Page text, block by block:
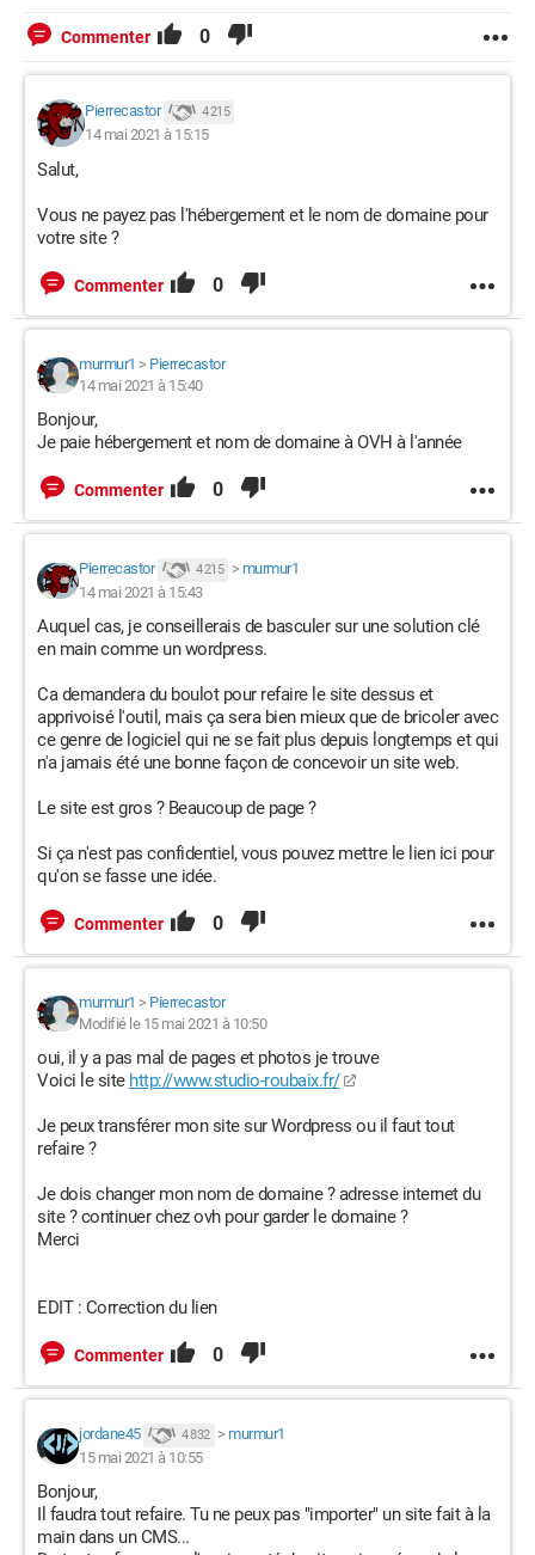
Commenter 0
Pierrecastor 4 215
14 mai 2021 à 15:15
Salut,
Vous ne payez pas l'hébergement et le nom de domaine pour
votre site ?
Commenter 0
murmur1 > Pierrecastor
14 mai 2021 à 15:40
Bonjour,
Je paie hébergement et nom de domaine à OVH à l'année
Commenter 0
Pierrecastor 4 215 > murmur1
14 mai 2021 à 15:43
Auquel cas, je conseillerais de basculer sur une solution clé
en main comme un wordpress.
Ca demandera du boulot pour refaire le site dessus et
apprivoisé l'outil, mais ça sera bien mieux que de bricoler avec
ce genre de logiciel qui ne se fait plus depuis longtemps et qui
n'a jamais été une bonne façon de concevoir un site web.
Le site est gros ? Beaucoup de page ?
Si ça n'est pas confidentiel, vous pouvez mettre le lien ici pour
qu'on se fasse une idée.
Commenter 0
murmur1 > Pierrecastor
Modifié le 15 mai 2021 à 10:50
oui, il y a pas mal de pages et photos je trouve
Voici le site http://www.studio-roubaix.fr/
Je peux transférer mon site sur Wordpress ou il faut tout
refaire ?
Je dois changer mon nom de domaine ? adresse internet du
site ? continuer chez ovh pour garder le domaine ?
Merci
EDIT : Correction du lien
Commenter 0
jordane45 4 832 > murmur1
15 mai 2021 à 10:55
Bonjour,
Il faudra tout refaire. Tu ne peux pas "importer" un site fait à la
main dans un CMS...